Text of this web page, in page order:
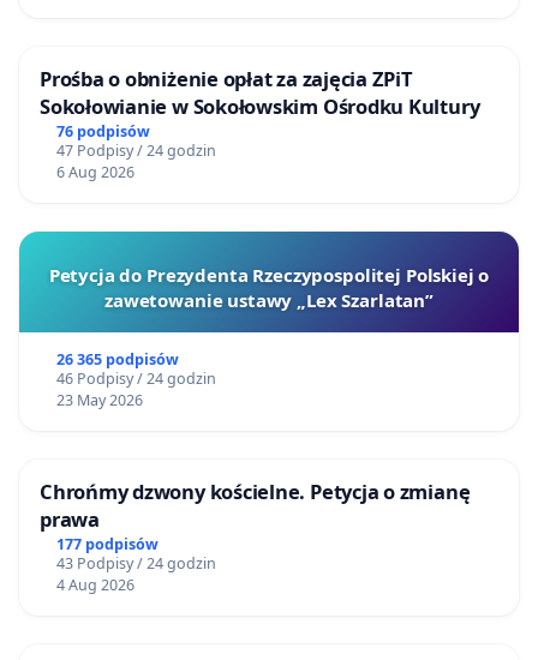
Prośba o obniżenie opłat za zajęcia ZPiT
Sokołowianie w Sokołowskim Ośrodku Kultury
76 podpisów
47 Podpisy / 24 godzin
6 Aug 2026
Petycja do Prezydenta Rzeczypospolitej Polskiej o
zawetowanie ustawy „Lex Szarlatan”
26 365 podpisów
46 Podpisy / 24 godzin
23 May 2026
Chrońmy dzwony kościelne. Petycja o zmianę
prawa
177 podpisów
43 Podpisy / 24 godzin
4 Aug 2026